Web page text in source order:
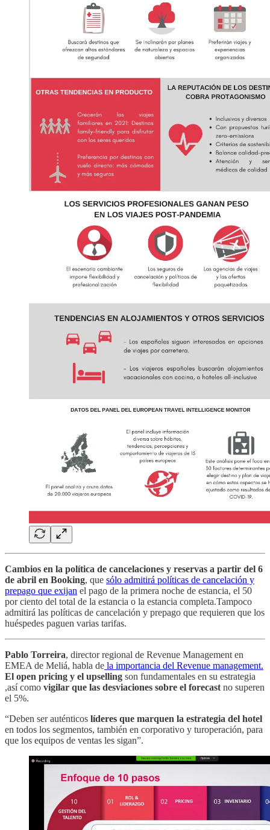
Cambios en la política de cancelaciones y reservas a partir del 6
de abril en Booking, que sólo admitirá políticas de cancelación y
prepago que exijan el pago de la primera noche de estancia, el 50
por ciento del total de la estancia o la estancia completa.Tampoco
admitirá las políticas de cancelación y prepago que requieren que los
huéspedes paguen varias tarifas.
Pablo Torreira, director regional de Revenue Management en
EMEA de Meliá, habla de la importancia del Revenue management.
El open pricing y el upselling son fundamentales en su estrategia
,así como vigilar que las desviaciones sobre el forecast no superen
el 5%.
“Deben ser auténticos líderes que marquen la estrategia del hotel
en todos los segmentos, también en corporativo y turoperación, para
que los equipos de ventas les sigan”.